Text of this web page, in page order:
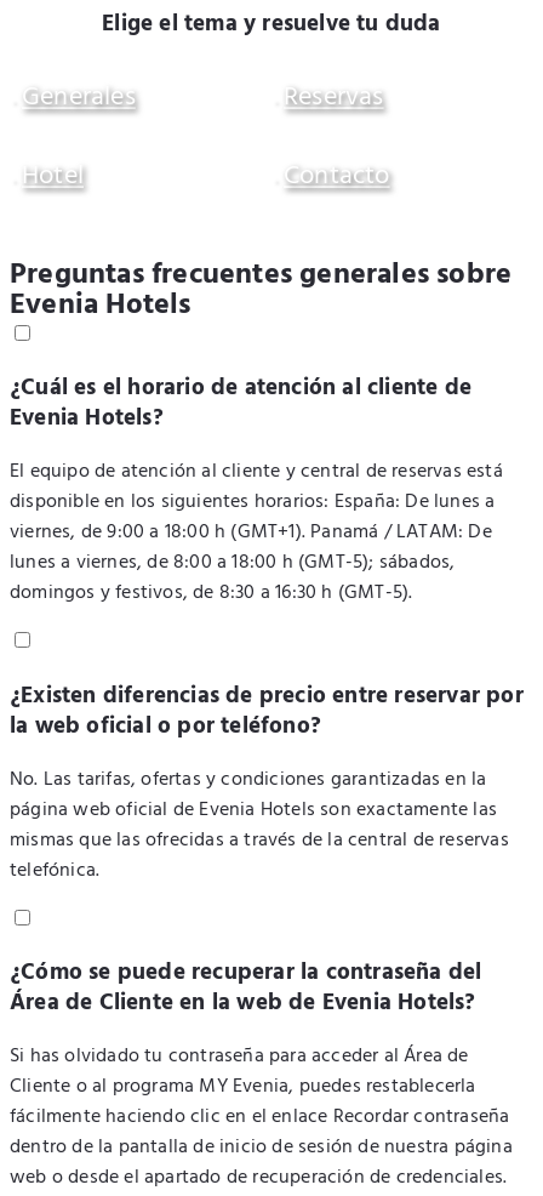
Elige el tema y resuelve tu duda
Generales
Reservas
Hotel
Contacto
Preguntas frecuentes generales sobre
Evenia Hotels
¿Cuál es el horario de atención al cliente de
Evenia Hotels?
El equipo de atención al cliente y central de reservas está
disponible en los siguientes horarios: España: De lunes a
viernes, de 9:00 a 18:00 h (GMT+1). Panamá / LATAM: De
lunes a viernes, de 8:00 a 18:00 h (GMT-5); sábados,
domingos y festivos, de 8:30 a 16:30 h (GMT-5).
¿Existen diferencias de precio entre reservar por
la web oficial o por teléfono?
No. Las tarifas, ofertas y condiciones garantizadas en la
página web oficial de Evenia Hotels son exactamente las
mismas que las ofrecidas a través de la central de reservas
telefónica.
¿Cómo se puede recuperar la contraseña del
Área de Cliente en la web de Evenia Hotels?
Si has olvidado tu contraseña para acceder al Área de
Cliente o al programa MY Evenia, puedes restablecerla
fácilmente haciendo clic en el enlace Recordar contraseña
dentro de la pantalla de inicio de sesión de nuestra página
web o desde el apartado de recuperación de credenciales.